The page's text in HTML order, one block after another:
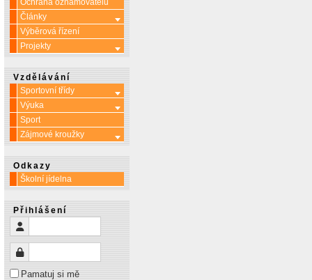
Ochrana oznamovatelů
Články
Více o: Články
Výběrová řízení
Projekty
Více o: Projekty
Vzdělávání
Sportovní třídy
Více o: Sportovní třídy
Výuka Více o: Výuka
Sport
Zájmové kroužky
Více o: Zájmové kroužky
Odkazy
Školní jídelna
Přihlášení
Heslo
Pamatuj si mě